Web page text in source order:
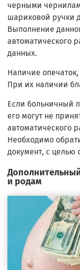
черными
шариковой ручки
Выполнение
автоматического
данных.
Наличие
При их наличии
Если больничный
его могут не
автоматического
Необходимо
документ, с целью
и родам